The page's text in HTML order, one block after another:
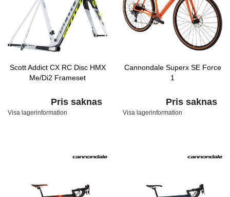
Scott Addict CX RC Disc HMX
Me/Di2 Frameset
Pris saknas
Visa lagerinformation
Cannondale Superx SE Force
1
Pris saknas
Visa lagerinformation